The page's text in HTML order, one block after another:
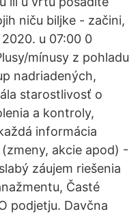
niču biljke - začini,
u 07:00 0
mínusy z pohladu
nadriadených,
starostlivosť o
a kontroly,
informácia
akcie apod) -
záujem riešenia
Časté
podjetju. Davčna